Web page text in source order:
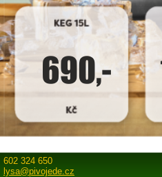
602 324 650
lysa@pivojede.cz